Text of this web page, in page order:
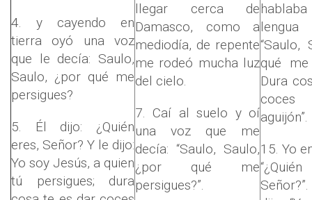
4. y cayendo en
tierra oyó una voz
que le decía: Saulo,
Saulo, ¿por qué me
persigues?
5. Él dijo: ¿Quién
eres, Señor? Y le dijo:
Yo soy Jesús, a quien
tú persigues; dura
llegar cerca de
Damasco, como a
mediodía, de repente
me rodeó mucha luz
del cielo.
7. Caí al suelo y oí
una voz que me
decía: “Saulo, Saulo,
¿por qué me
persigues?”.
“Saulo,
qué me
Dura
coces
aguijón”.
15. Yo